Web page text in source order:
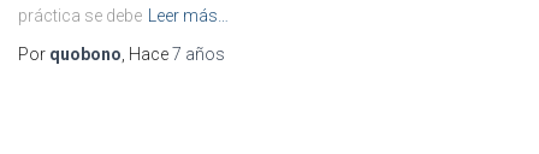
práctica se debe
Leer más…
Por quobono , Hace7 años